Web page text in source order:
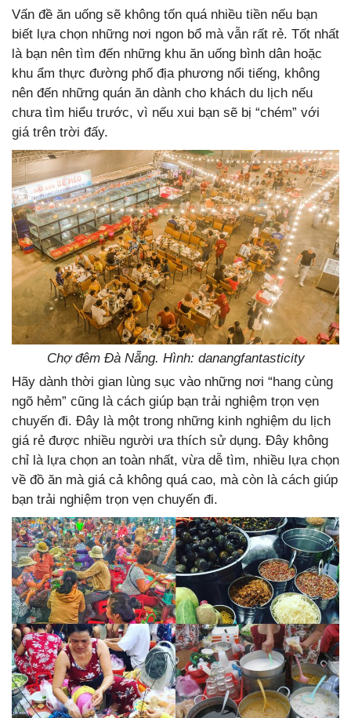
Vấn đề ăn uống sẽ không tốn quá nhiều tiền nếu bạn
biết lựa chọn những nơi ngon bổ mà vẫn rất rẻ. Tốt nhất
là bạn nên tìm đến những khu ăn uống bình dân hoặc
khu ẩm thực đường phố địa phương nổi tiếng, không
nên đến những quán ăn dành cho khách du lịch nếu
chưa tìm hiểu trước, vì nếu xui bạn sẽ bị “chém” với
giá trên trời đấy.
Chợ đêm Đà Nẵng. Hình: danangfantasticity
Hãy dành thời gian lùng sục vào những nơi “hang cùng
ngõ hẻm” cũng là cách giúp bạn trải nghiệm trọn vẹn
chuyến đi. Đây là một trong những kinh nghiệm du lịch
giá rẻ được nhiều người ưa thích sử dụng. Đây không
chỉ là lựa chọn an toàn nhất, vừa dễ tìm, nhiều lựa chọn
về đồ ăn mà giá cả không quá cao, mà còn là cách giúp
bạn trải nghiệm trọn vẹn chuyến đi.